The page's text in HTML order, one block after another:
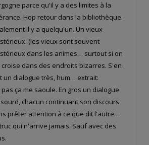
parce qu'il y a des limites à la
Hop retour dans la bibliothèque.
il y a quelqu'un. Un vieux
(les vieux sont souvent
dans les animes… surtout si on
croise dans des endroits bizarres. S'en
un dialogue très, hum… extrait:
pas ça me saoule. En gros un dialogue
chacun continuant son discours
prêter attention à ce que dit l'autre…
qui n'arrive jamais. Sauf avec des